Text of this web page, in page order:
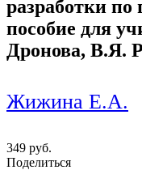
разработки по
пособие для
Дронова, В.Я.
Жижина Е.А.
349 руб.
Поделиться